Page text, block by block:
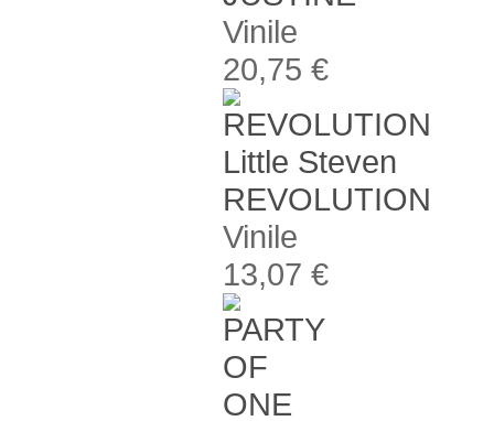
Vinile
20,75 €
Little Steven
REVOLUTION
Vinile
13,07 €